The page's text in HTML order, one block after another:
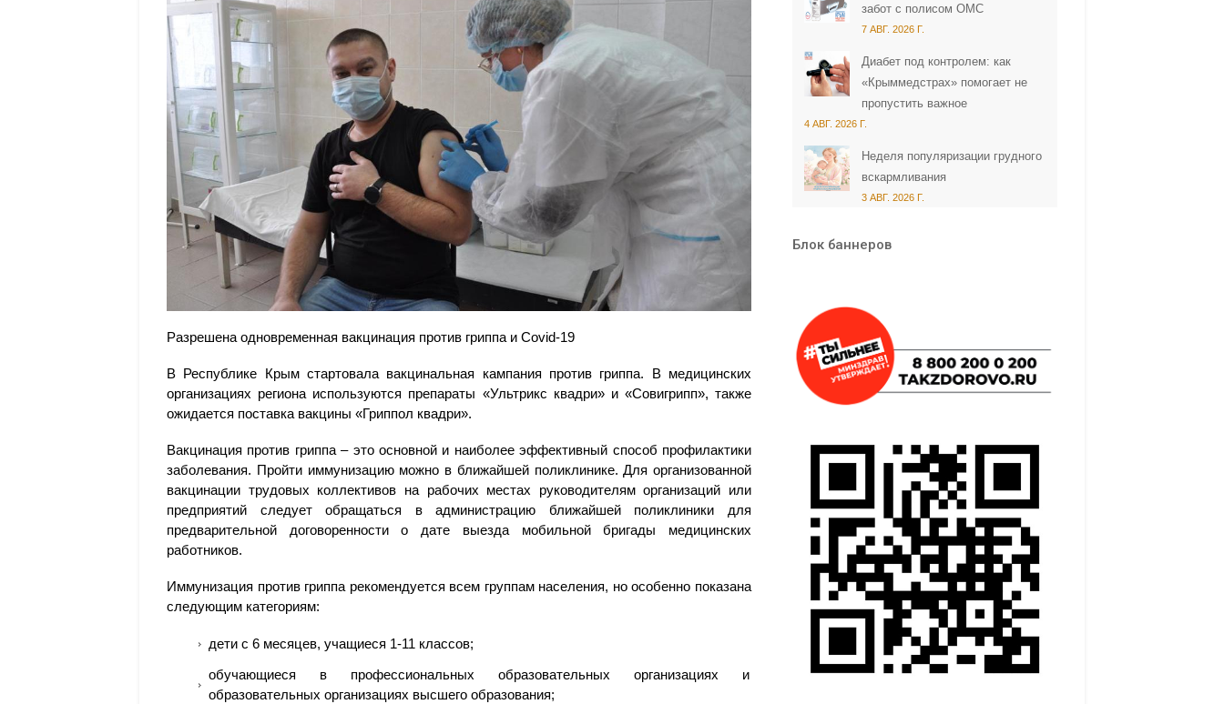
Разрешена одновременная вакцинация против гриппа и Covid-19
В Республике Крым стартовала вакцинальная кампания против гриппа. В медицинских
организациях региона используются препараты «Ультрикс квадри» и «Совигрипп», также
ожидается поставка вакцины «Гриппол квадри».
Вакцинация против гриппа – это основной и наиболее эффективный способ профилактики
заболевания. Пройти иммунизацию можно в ближайшей поликлинике. Для организованной
вакцинации трудовых коллективов на рабочих местах руководителям организаций или
предприятий следует обращаться в администрацию ближайшей поликлиники для
предварительной договоренности о дате выезда мобильной бригады медицинских
работников.
Иммунизация против гриппа рекомендуется всем группам населения, но особенно показана
следующим категориям:
дети с 6 месяцев, учащиеся 1-11 классов;
обучающиеся в профессиональных образовательных организациях и
образовательных организациях высшего образования;
забот с полисом ОМС
7 АВГ. 2026 Г.
Диабет под контролем: как
«Крыммедстрах» помогает не
пропустить важное
4 АВГ. 2026 Г.
Неделя популяризации грудного
вскармливания
3 АВГ. 2026 Г.
Блок баннеров